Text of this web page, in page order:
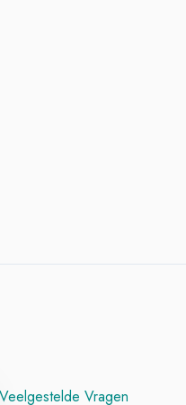
Veelgestelde Vragen